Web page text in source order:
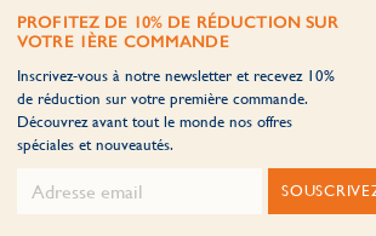
PROFITEZ DE 10% DE RÉDUCTION SUR
VOTRE 1ÈRE COMMANDE
Inscrivez-vous à notre newsletter et recevez 10%
de réduction sur votre première commande.
Découvrez avant tout le monde nos offres
spéciales et nouveautés.